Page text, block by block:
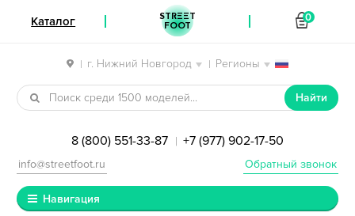
| г. Нижний Новгород | Регионы
Перейти к навигации
Перейти к содержимому
Найти
8 (800) 551-33-87 | +7 (977) 902-17-50
Обратный звонок
info@streetfoot.ru
Навигация
Каталог STREET
FOOT
0